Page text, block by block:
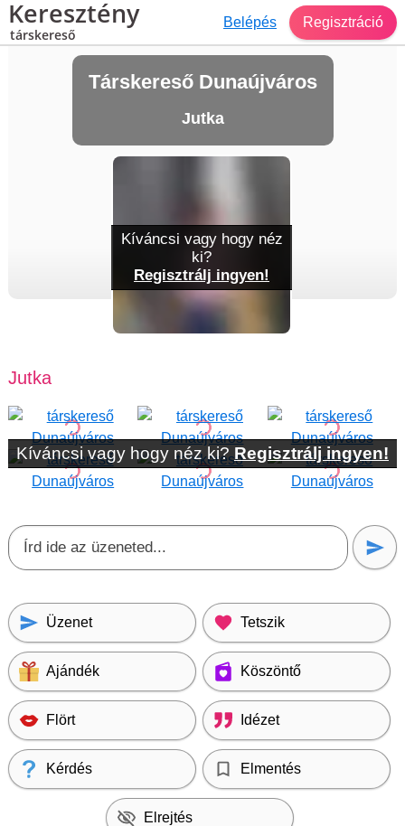
Keresztény
társkereső
Belépés Regisztráció
Társkereső Dunaújváros
Jutka
Jutka
Kíváncsi vagy hogy néz ki?Regisztrálj ingyen!
Üzenet Tetszik
Ajándék Köszöntő
Flört Idézet
Kérdés Elmentés
Elrejtés
Kíváncsi vagy hogy néz
ki?
Regisztrálj ingyen!